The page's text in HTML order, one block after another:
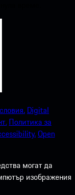
Digital
Политика за
Open
могат да
изображения